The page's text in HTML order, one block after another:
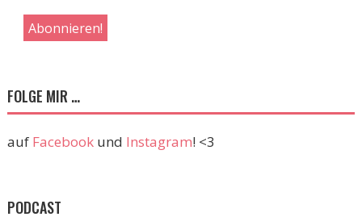
FOLGE MIR …
auf Facebookund Instagram! <3
PODCAST